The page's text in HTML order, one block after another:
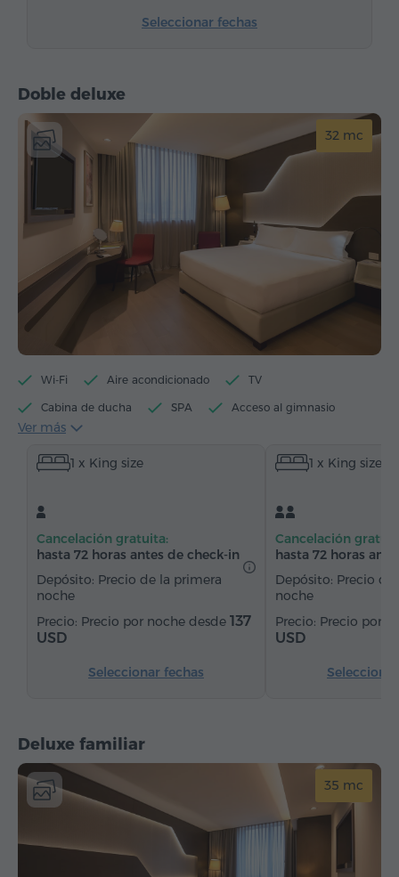
Seleccionar fechas
Doble deluxe
32 mc
Wi-Fi Aire acondicionado TV
Cabina de ducha SPA Acceso al gimnasio
Acceso a la sauna
Hervidor eléctrico Artículos de tocador Toallas
Bidé Armario/Guardarropa
Escritorio Silla Caja de caudales Teléfono
Alarma Servicio despertador
Lámpara de noche Canales de satélite
Suelos de parquet Agua embotellada Té/Café
Ver más
1 x King size
Cancelación gratuita:
hasta 72 horas antes de check-in
Depósito: Precio de la primera
noche
Precio por noche desde 137
USD
Seleccionar fechas
1 x King size
Cancelación
hasta 72 horas
Depósito: Precio
noche
Precio por
USD
Deluxe familiar
35 mc